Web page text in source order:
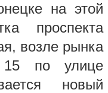
на этой
проспекта
возле рынка
по улице
новый